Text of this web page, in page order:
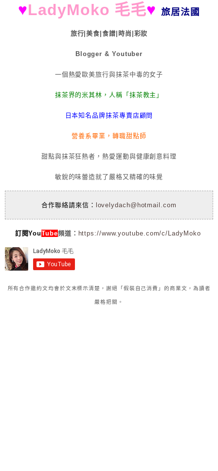
♥LadyMoko 毛毛♥ 旅居法國
旅行|美食|食譜|時尚|彩妝
Blogger & Youtuber
一個熱愛歐美旅行與抹茶中毒的女子
抹茶界的米其林，人稱「抹茶教主」
日本知名品牌抹茶專賣店顧問
營養系畢業，轉職甜點師
甜點與抹茶狂熱者，熱愛運動與健康創意料理
敏銳的味蕾造就了嚴格又精確的味覺
合作聯絡請來信： lovelydach@hotmail.com
訂閱YouTube頻道： https://www.youtube.com/c/LadyMoko
所有合作邀約文均會於文末標示清楚，謝絕「假裝自己消費」的商業文，為讀者
嚴格把關。